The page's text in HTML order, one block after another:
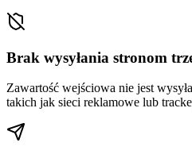
Brak wysyłania stronom
Zawartość wejściowa nie jest
takich jak sieci reklamowe lub